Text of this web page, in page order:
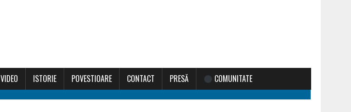
VIDEO ISTORIE POVESTIOARE CONTACT PRESĂ COMUNITATE